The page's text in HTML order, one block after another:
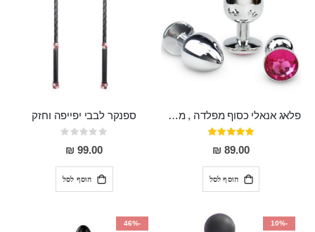
פלאג אנאלי כסוף מפלדה , מתאים ללבישה מתחת לבגדים, בגודל 7.3 על 2.8 ס"מ
דירוג:
97%
89.00 ₪
הוסף לסל
ספנקר לבבי יפייפה וחזק
Rating:
0%
99.00 ₪
הוסף לסל
-10%
-46%